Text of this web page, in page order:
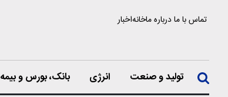
تماس با مادرباره ماخانهاخبار
تولید و صنعت انرژی بانک، بورس و بیمه